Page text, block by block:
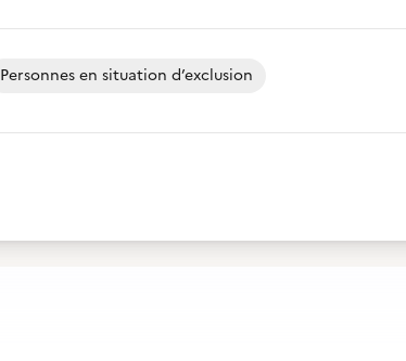
Personnes en situation d’exclusion